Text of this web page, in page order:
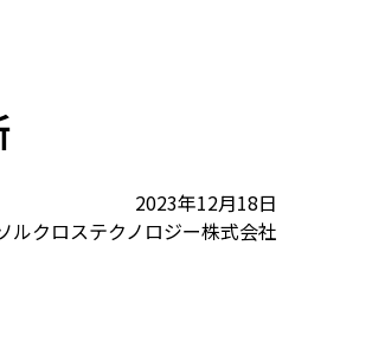
2023年12月18日
ルクロステクノロジー株式会社